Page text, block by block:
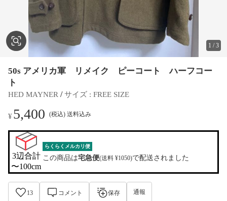
1 /3
50s アメリカ軍 リメイク ピーコート ハーフコー
ト
HED MAYNER / サイズ : FREE SIZE
¥5,400 (税込) 送料込み
3辺合計
〜100cm
らくらくメルカリ便
この商品は宅急便(送料 ¥1050)で配送されました
13 コメント 保存 通報